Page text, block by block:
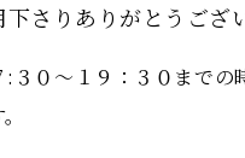
さりありがとうござ
３０～１９：３０まで